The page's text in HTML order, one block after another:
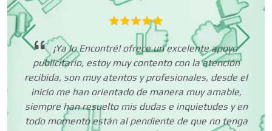
Cortinas, Persianas y Alfombras
Cremerías y Salchichonerías
a
¡Ya lo Encontré! ofrece un excelente apoyo
publicitario, estoy muy contento con la atención
recibida, son muy atentos y profesionales, desde el
inicio me han orientado de manera muy amable,
siempre han resuelto mis dudas e inquietudes y en
todo momento están al pendiente de que no tenga